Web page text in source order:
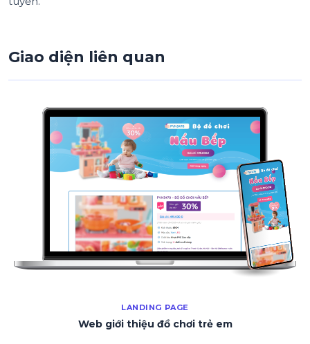
Giao diện liên quan
LANDING PAGE
Web giới thiệu đồ chơi trẻ em